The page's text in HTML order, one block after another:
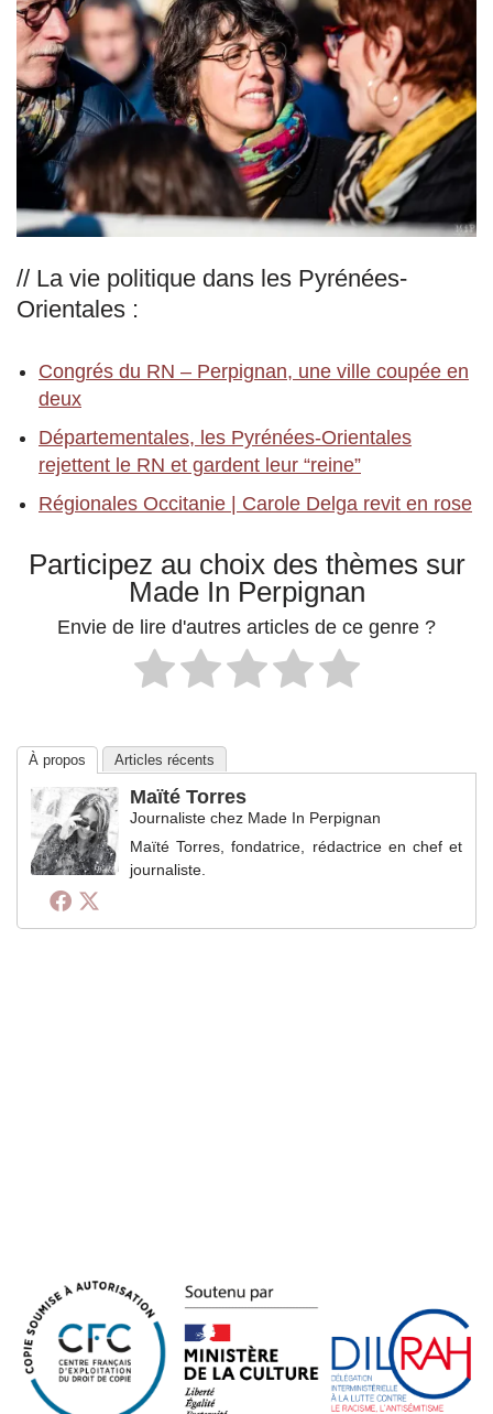
// La vie politique dans les Pyrénées-
Orientales :
Congrés du RN – Perpignan, une ville coupée en
deux
Départementales, les Pyrénées-Orientales
rejettent le RN et gardent leur “reine”
Régionales Occitanie | Carole Delga revit en rose
Participez au choix des thèmes sur
Made In Perpignan
Envie de lire d'autres articles de ce genre ?
À propos Articles récents
Maïté Torres
Journaliste chez Made In Perpignan
Maïté Torres, fondatrice, rédactrice en chef et
journaliste.